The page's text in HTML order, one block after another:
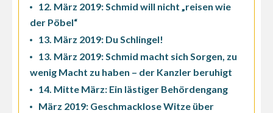
12. März 2019: Schmid will nicht „reisen wie
der Pöbel“
13. März 2019: Du Schlingel!
13. März 2019: Schmid macht sich Sorgen, zu
wenig Macht zu haben – der Kanzler beruhigt
14. Mitte März: Ein lästiger Behördengang
März 2019: Geschmacklose Witze über